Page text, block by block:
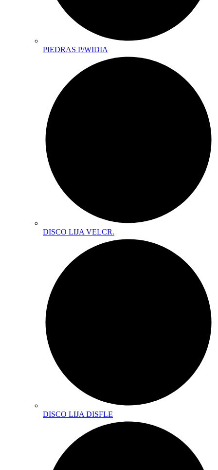
PIEDRAS P/WIDIA
DISCO LIJA VELCR.
DISCO LIJA DISFLE